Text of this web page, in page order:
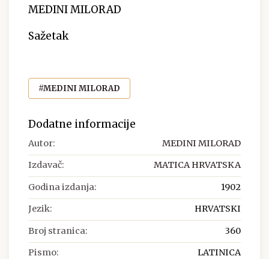
MEDINI MILORAD
Sažetak
#MEDINI MILORAD
Dodatne informacije
Autor: MEDINI MILORAD
Izdavač: MATICA HRVATSKA
Godina izdanja: 1902
Jezik: HRVATSKI
Broj stranica: 360
Pismo: LATINICA